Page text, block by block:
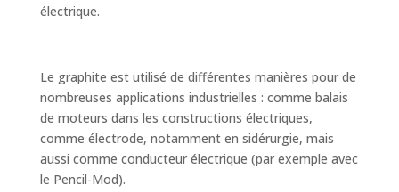
électrique.
Le graphite est utilisé de différentes manières pour de
nombreuses applications industrielles : comme balais
de moteurs dans les constructions électriques,
comme électrode, notamment en sidérurgie, mais
aussi comme conducteur électrique (par exemple avec
le Pencil-Mod).